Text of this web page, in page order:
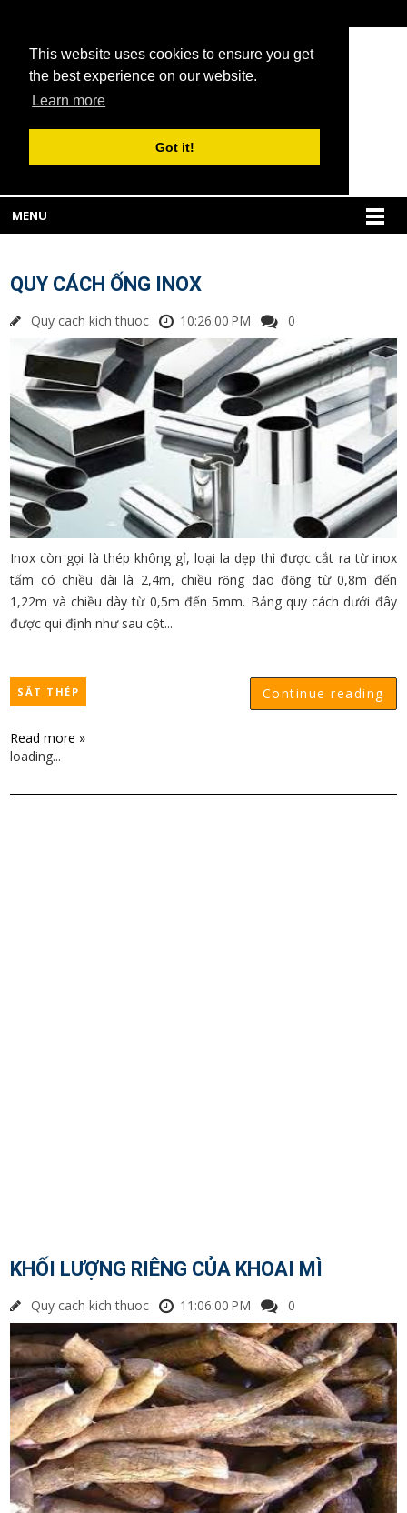
This website uses cookies to ensure you get
the best experience on our website.
Learn more
Got it!
MENU
QUY CÁCH ỐNG INOX
Quy cach kich thuoc 10:26:00 PM 0
Inox còn gọi là thép không gỉ, loại la dẹp thì được cắt ra từ inox
tấm có chiều dài là 2,4m, chiều rộng dao động từ 0,8m đến
1,22m và chiều dày từ 0,5m đến 5mm. Bảng quy cách dưới đây
được qui định như sau cột...
Continue reading
SẮT THÉP
Read more »
loading...
KHỐI LƯỢNG RIÊNG CỦA KHOAI MÌ
Quy cach kich thuoc 11:06:00 PM 0